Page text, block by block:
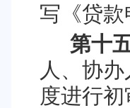
写《贷
第十
人、协
度进行